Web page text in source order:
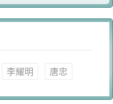
李耀明 唐忠